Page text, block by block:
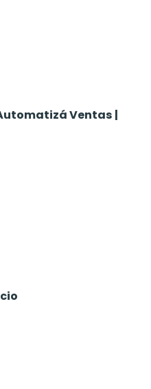
Ventas |